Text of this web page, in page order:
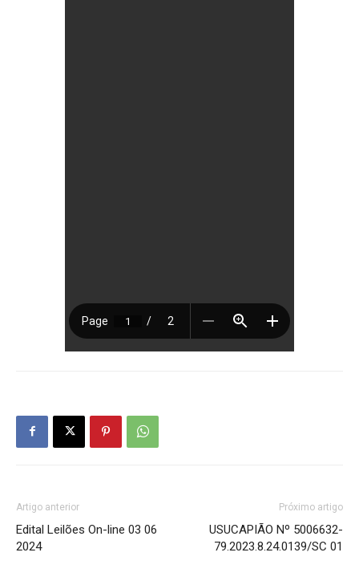
Artigo anterior
Edital Leilões On-line 03 06
2024
Próximo artigo
USUCAPIÃO Nº 5006632-
79.2023.8.24.0139/SC 01